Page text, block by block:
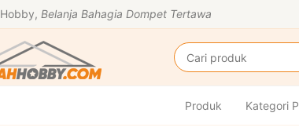
Belanja Bahagia Dompet Tertawa
Produk Kategori